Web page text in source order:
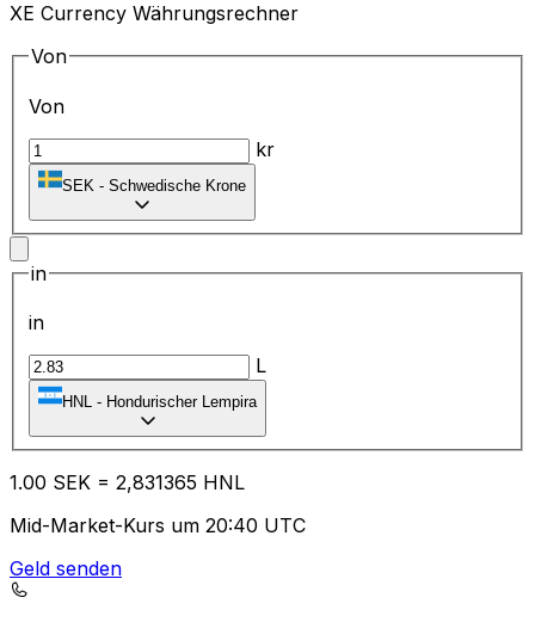
XE Currency Währungsrechner
Von
Von
kr
SEK - Schwedische Krone
in
in
L
HNL - Hondurischer Lempira
1.00 SEK = 2,831365 HNL
Mid-Market-Kurs um 20:40 UTC
Geld senden